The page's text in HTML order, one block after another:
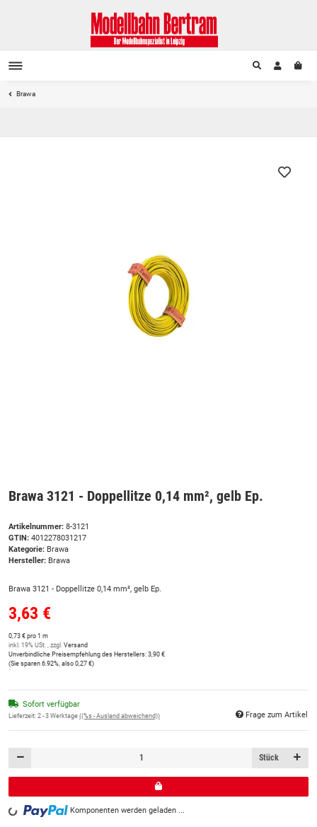
Brawa
Brawa 3121 - Doppellitze 0,14 mm², gelb Ep.
Artikelnummer: 8-3121
GTIN: 4012278031217
Kategorie: Brawa
Hersteller: Brawa
Brawa 3121 - Doppellitze 0,14 mm², gelb Ep.
3,63 €
0,73 € pro 1 m
inkl. 19% USt. , zzgl. Versand
Unverbindliche Preisempfehlung des Herstellers: 3,90 €
(Sie sparen 6.92%, also 0,27 €)
Sofort verfügbar
Lieferzeit: 2 - 3 Werktage ((%s - Ausland abweichend)) Frage zum Artikel
Stück
Loading... Komponenten werden geladen ...